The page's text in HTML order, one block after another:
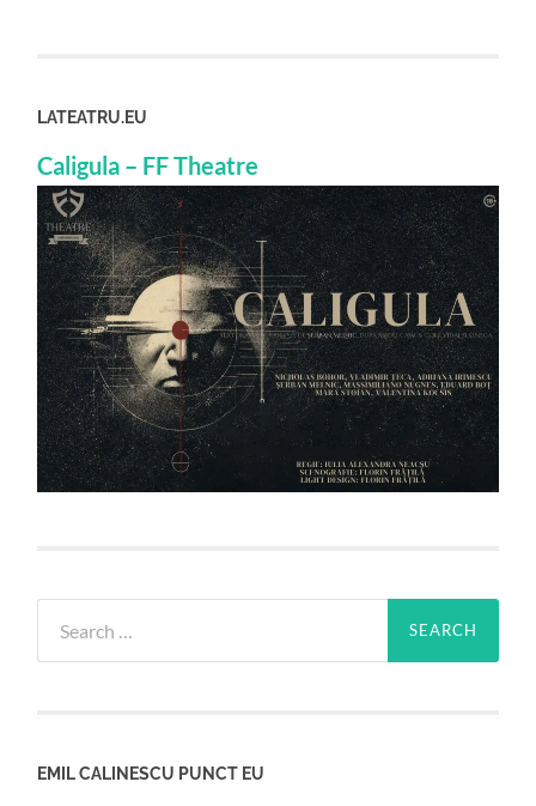
LATEATRU.EU
Caligula – FF Theatre
for:
EMIL CALINESCU PUNCT EU